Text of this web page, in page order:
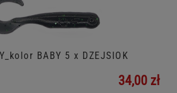
BABY 5 x DZEJSIOK
34,00 zł